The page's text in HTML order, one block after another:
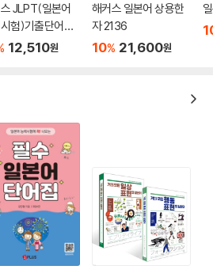
침내 그날 밤 딸을 데리러 온 것이었습니
에 그림을 그릴 수 없게 되자, 딸은 초를
답니다.
스스한 풍경이 펼쳐졌습니다. 그날 밤 난
니다.
리는 밤에 파도 위에서 빨간 촛불이 떠돌
JLPT(일본어
험)기출단어장
12,510원
해커스 일본어 상용한
자 2136
10% 21,600원